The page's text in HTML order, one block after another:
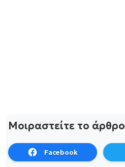
Μοιραστείτε το άρθρο
Facebook